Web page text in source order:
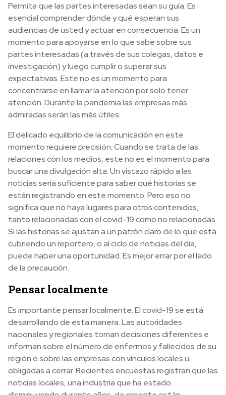
Permita que las partes interesadas sean su guía. Es
esencial comprender dónde y qué esperan sus
audiencias de usted y actuar en consecuencia. Es un
momento para apoyarse en lo que sabe sobre sus
partes interesadas (a través de sus colegas, datos e
investigación) y luego cumplir o superar sus
expectativas. Este no es un momento para
concentrarse en llamar la atención por solo tener
atención. Durante la pandemia las empresas más
admiradas serán las más útiles.
El delicado equilibrio de la comunicación en este
momento requiere precisión. Cuando se trata de las
relaciones con los medios, este no es el momento para
buscar una divulgación alta. Un vistazo rápido a las
noticias sería suficiente para saber qué historias se
están registrando en este momento. Pero eso no
significa que no haya lugares para otros contenidos,
tanto relacionadas con el covid-19 como no relacionadas.
Si las historias se ajustan a un patrón claro de lo que está
cubriendo un reportero, o al ciclo de noticias del día,
puede haber una oportunidad. Es mejor errar por el lado
de la precaución.
Pensar localmente
Es importante pensar localmente. El covid-19 se está
desarrollando de esta manera. Las autoridades
nacionales y regionales toman decisiones diferentes e
informan sobre el número de enfermos y fallecidos de su
región o sobre las empresas con vínculos locales u
obligadas a cerrar. Recientes encuestas registran que las
noticias locales, una industria que ha estado